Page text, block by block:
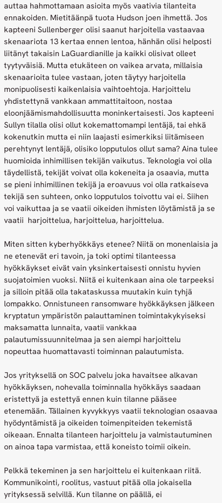
auttaa hahmottamaan asioita myös vaativia tilanteita
ennakoiden. Mietitäänpä tuota Hudson joen ihmettä. Jos
kapteeni Sullenberger olisi saanut harjoitella vastaavaa
skenaariota 13 kertaa ennen lentoa, hänhän olisi helposti
liitänyt takaisin LaGuardianille ja kaikki olisivat olleet
tyytyväisiä. Mutta etukäteen on vaikea arvata, millaisia
skenaarioita tulee vastaan, joten täytyy harjoitella
monipuolisesti kaikenlaisia vaihtoehtoja. Harjoittelu
yhdistettynä vankkaan ammattitaitoon, nostaa
eloonjäämismahdollisuutta moninkertaisesti. Jos kapteeni
Sullyn tilalla olisi ollut kokemattomampi lentäjä, tai ehkä
kokenutkin mutta ei niin laajasti esimerkiksi liitämiseen
perehtynyt lentäjä, olisiko lopputulos ollut sama? Aina tulee
huomioida inhimillisen tekijän vaikutus. Teknologia voi olla
täydellistä, tekijät voivat olla kokeneita ja osaavia, mutta
se pieni inhimillinen tekijä ja eroavuus voi olla ratkaiseva
tekijä sen suhteen, onko lopputulos toivottu vai ei. Siihen
voi vaikuttaa ja se vaatii oikeiden ihmisten löytämistä ja se
vaatii harjoittelua, harjoittelua, harjoittelua.
Miten sitten kyberhyökkäys etenee? Niitä on monenlaisia ja
ne etenevät eri tavoin, ja toki optimi tilanteessa
hyökkäykset eivät vain yksinkertaisesti onnistu hyvien
suojatoimien vuoksi. Niitä ei kuitenkaan aina ole tarpeeksi
ja silloin pitää olla takataskussa muutakin kuin tyhjä
lompakko. Onnistuneen ransomware hyökkäyksen jälkeen
kryptatun ympäristön palauttaminen toimintakykyiseksi
maksamatta lunnaita, vaatii vankkaa
palautumissuunnitelmaa ja sen aiempi harjoittelu
nopeuttaa huomattavasti toiminnan palautumista.
Jos yrityksellä on SOC palvelu joka havaitsee alkavan
hyökkäyksen, nohevalla toiminnalla hyökkäys saadaan
eristettyä ja estettyä ennen kuin tilanne pääsee
etenemään. Tällainen kyvykkyys vaatii teknologian osaavaa
hyödyntämistä ja oikeiden toimenpiteiden tekemistä
oikeaan. Ennalta tilanteen harjoittelu ja valmistautuminen
on ainoa tapa varmistaa, että koneisto toimii oikein.
Pelkkä tekeminen ja sen harjoittelu ei kuitenkaan riitä.
Kommunikointi, roolitus, vastuut pitää olla jokaisella
yrityksessä selvillä. Kun tilanne on päällä, ei